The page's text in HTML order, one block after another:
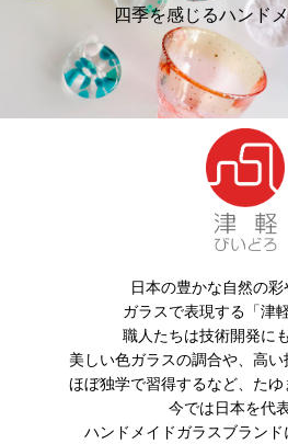
四季を感じるハンド
日本の豊かな自然の
ガラスで表現する「津
職人たちは技術開発に
美しい色ガラスの調合や、高
ほぼ独学で習得するなど、たゆ
今では日本を代
ハンドメイドガラスブランド